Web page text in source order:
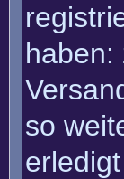
haben:
so